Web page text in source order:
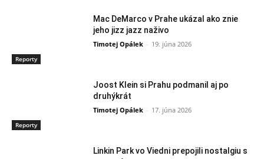
Reporty
Mac DeMarco v Prahe ukázal ako znie
jeho jizz jazz naživo
Timotej Opálek - 19. júna 2026
Reporty
Joost Klein si Prahu podmanil aj po
druhýkrát
Timotej Opálek - 17. júna 2026
Linkin Park vo Viedni prepojili nostalgiu s